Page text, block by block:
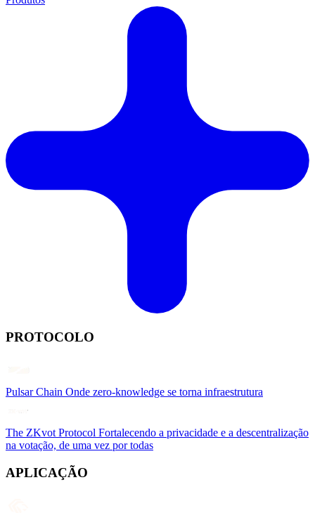
PROTOCOLO
Pulsar Chain Onde zero-knowledge se torna infraestrutura
The ZKvot Protocol Fortalecendo a privacidade e a descentralização
na votação, de uma vez por todas
APLICAÇÃO